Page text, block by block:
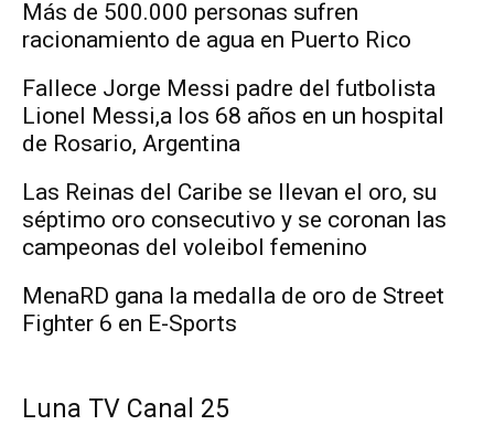
Más de 500.000 personas sufren
racionamiento de agua en Puerto Rico
Fallece Jorge Messi padre del futbolista
Lionel Messi,a los 68 años en un hospital
de Rosario, Argentina
Las Reinas del Caribe se llevan el oro, su
séptimo oro consecutivo y se coronan las
campeonas del voleibol femenino
MenaRD gana la medalla de oro de Street
Fighter 6 en E-Sports
Luna TV Canal 25